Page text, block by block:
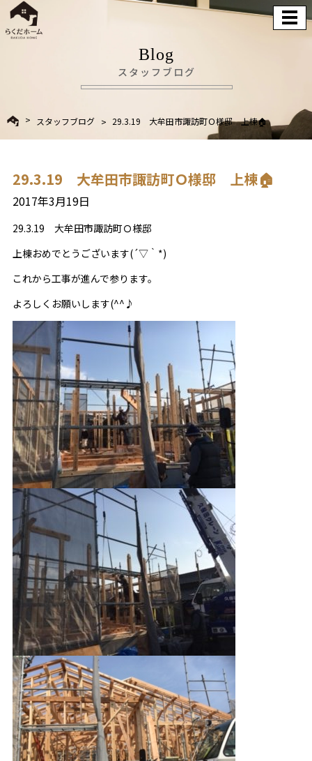
Blog
スタッフブログ
スタッフブログ 29.3.19 大牟田市諏訪町Ｏ様邸 上棟🏠
29.3.19 大牟田市諏訪町Ｏ様邸 上棟🏠
2017年3月19日
29.3.19 大牟田市諏訪町Ｏ様邸
上棟おめでとうございます(´▽｀*)
これから工事が進んで参ります。
よろしくお願いします(^^♪